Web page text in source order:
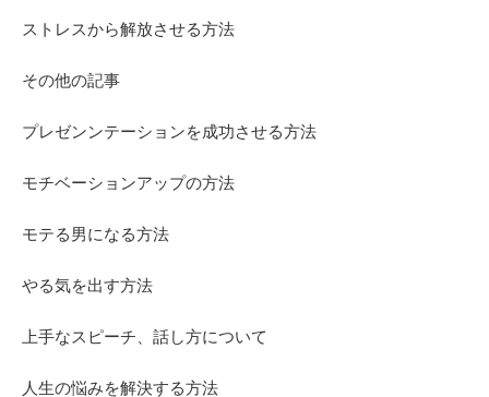
ストレスから解放させる方法
その他の記事
プレゼンンテーションを成功させる方法
モチベーションアップの方法
モテる男になる方法
やる気を出す方法
上手なスピーチ、話し方について
人生の悩みを解決する方法